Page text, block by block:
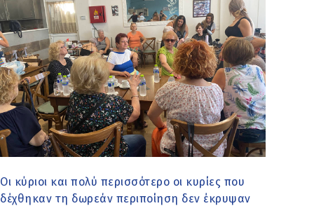
Οι κύριοι και πολύ περισσότερο οι κυρίες που
δέχθηκαν τη δωρεάν περιποίηση δεν έκρυψαν